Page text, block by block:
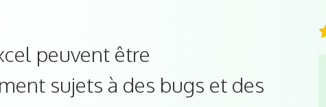
peuvent être
sujets à des bugs et des